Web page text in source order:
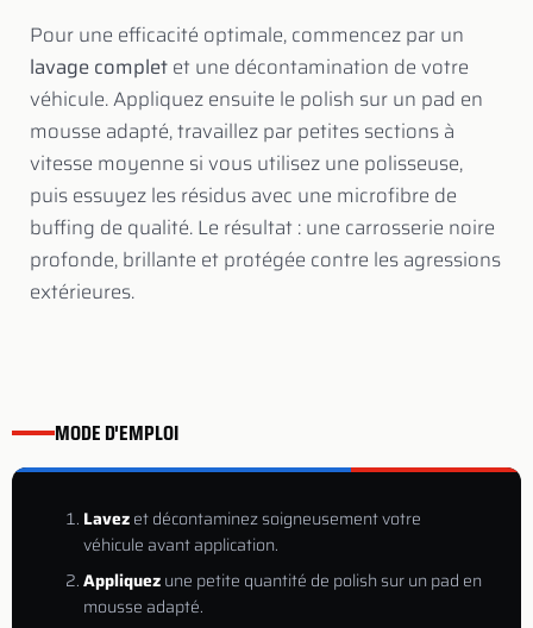
Pour une efficacité optimale, commencez par un
lavage completet une décontamination de votre
véhicule. Appliquez ensuite le polish sur un pad en
mousse adapté, travaillez par petites sections à
vitesse moyenne si vous utilisez une polisseuse,
puis essuyez les résidus avec une microfibre de
buffing de qualité. Le résultat : une carrosserie noire
profonde, brillante et protégée contre les agressions
extérieures.
MODE D'EMPLOI
Lavezet décontaminez soigneusement votre
véhicule avant application.
Appliquezune petite quantité de polish sur un pad en
mousse adapté.